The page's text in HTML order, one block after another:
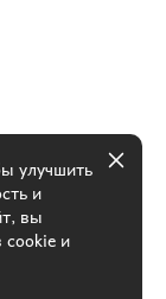
улучшить
и
вы
cookie и